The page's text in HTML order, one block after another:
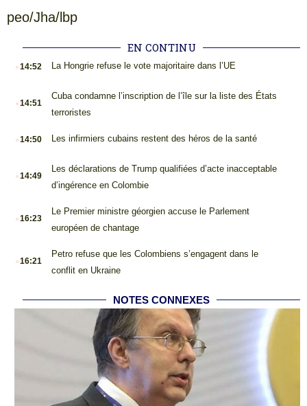
peo/Jha/lbp
EN CONTINU
.14:52 La Hongrie refuse le vote majoritaire dans l’UE
.14:51
Cuba condamne l’inscription de l’île sur la liste des États
terroristes
.14:50 Les infirmiers cubains restent des héros de la santé
.14:49
Les déclarations de Trump qualifiées d’acte inacceptable
d’ingérence en Colombie
.16:23
Le Premier ministre géorgien accuse le Parlement
européen de chantage
.16:21
Petro refuse que les Colombiens s’engagent dans le
conflit en Ukraine
NOTES CONNEXES